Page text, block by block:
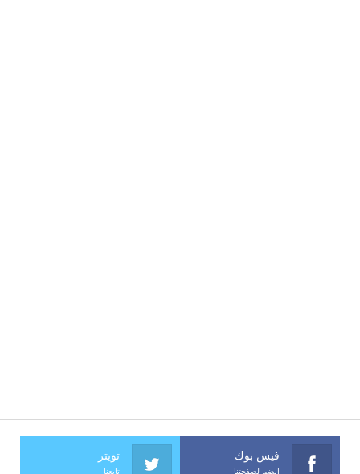
فيس بوك
انضم لصفحتنا
تويتر
تابعنا